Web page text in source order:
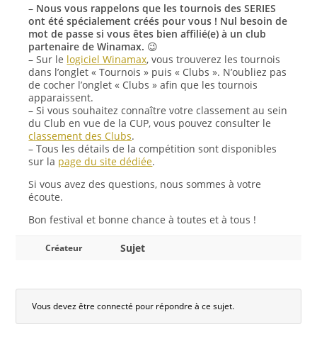
– Nous vous rappelons que les tournois des SERIES
ont été spécialement créés pour vous ! Nul besoin de
mot de passe si vous êtes bien affilié(e) à un club
partenaire de Winamax. 😉
– Sur le logiciel Winamax, vous trouverez les tournois
dans l’onglet « Tournois » puis « Clubs ». N’oubliez pas
de cocher l’onglet « Clubs » afin que les tournois
apparaissent.
– Si vous souhaitez connaître votre classement au sein
du Club en vue de la CUP, vous pouvez consulter le
classement des Clubs.
– Tous les détails de la compétition sont disponibles
sur la page du site dédiée.
Si vous avez des questions, nous sommes à votre
écoute.
Bon festival et bonne chance à toutes et à tous !
Créateur Sujet
Vous devez être connecté pour répondre à ce sujet.